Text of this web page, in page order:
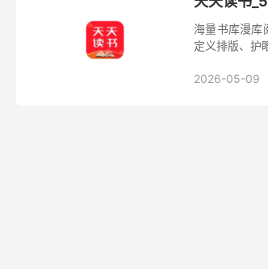
海量书库漫库
定义排版、护
2026-05-09